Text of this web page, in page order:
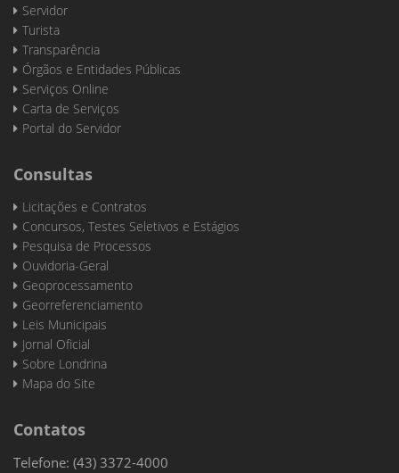
Servidor
Turista
Transparência
Órgãos e Entidades Públicas
Serviços Online
Carta de Serviços
Portal do Servidor
Consultas
Licitações e Contratos
Concursos, Testes Seletivos e Estágios
Pesquisa de Processos
Ouvidoria-Geral
Geoprocessamento
Georreferenciamento
Leis Municipais
Jornal Oficial
Sobre Londrina
Mapa do Site
Contatos
Telefone: (43) 3372-4000